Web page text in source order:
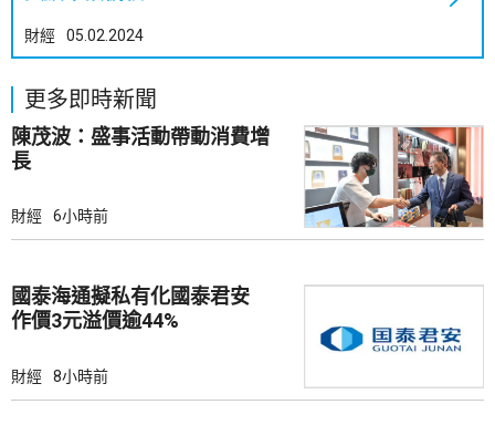
財經 05.02.2024
更多即時新聞
陳茂波：盛事活動帶動消費增
長
財經 6小時前
國泰海通擬私有化國泰君安
作價3元溢價逾44%
財經 8小時前